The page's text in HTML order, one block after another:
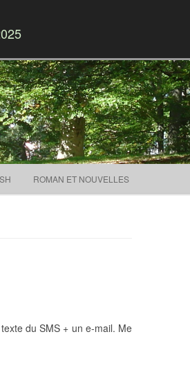
ROMAN ET NOUVELLES
du SMS + un e-mail. Me